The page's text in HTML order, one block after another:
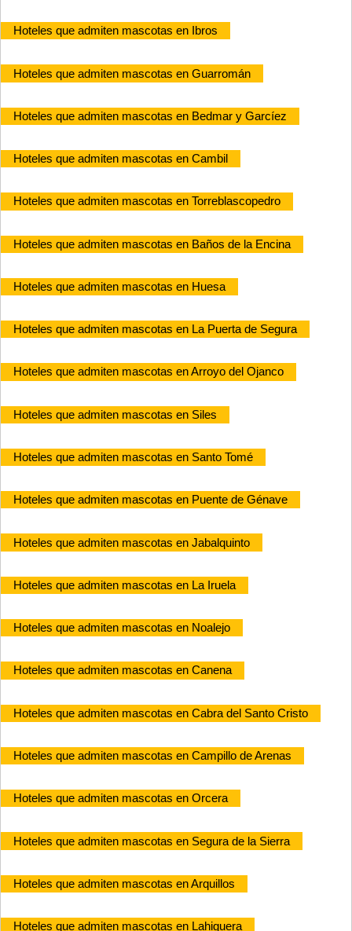
Hoteles que admiten mascotas en Ibros
Hoteles que admiten mascotas en Guarromán
Hoteles que admiten mascotas en Bedmar y Garcíez
Hoteles que admiten mascotas en Cambil
Hoteles que admiten mascotas en Torreblascopedro
Hoteles que admiten mascotas en Baños de la Encina
Hoteles que admiten mascotas en Huesa
Hoteles que admiten mascotas en La Puerta de Segura
Hoteles que admiten mascotas en Arroyo del Ojanco
Hoteles que admiten mascotas en Siles
Hoteles que admiten mascotas en Santo Tomé
Hoteles que admiten mascotas en Puente de Génave
Hoteles que admiten mascotas en Jabalquinto
Hoteles que admiten mascotas en La Iruela
Hoteles que admiten mascotas en Noalejo
Hoteles que admiten mascotas en Canena
Hoteles que admiten mascotas en Cabra del Santo Cristo
Hoteles que admiten mascotas en Campillo de Arenas
Hoteles que admiten mascotas en Orcera
Hoteles que admiten mascotas en Segura de la Sierra
Hoteles que admiten mascotas en Arquillos
Hoteles que admiten mascotas en Lahiguera